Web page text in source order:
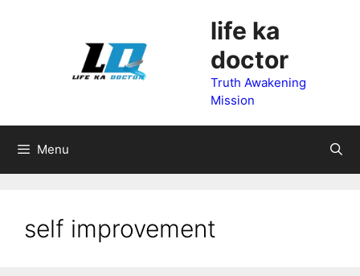
life ka
doctor
Truth Awakening
Mission
Menu
self improvement